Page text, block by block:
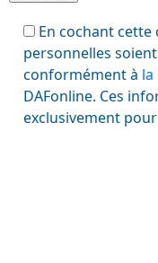
En cochant cette
personnelles
conformément à
DAFonline. Ces
exclusivement